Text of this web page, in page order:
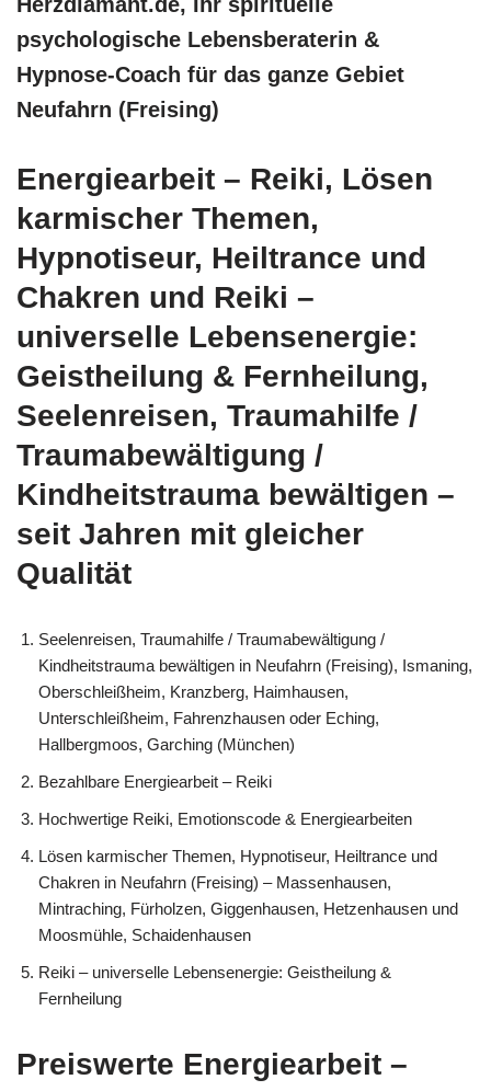
psychologische Lebensberaterin &
Hypnose-Coach für das ganze Gebiet
Neufahrn (Freising)
Energiearbeit – Reiki, Lösen
karmischer Themen,
Hypnotiseur, Heiltrance und
Chakren und Reiki –
universelle Lebensenergie:
Geistheilung & Fernheilung,
Seelenreisen, Traumahilfe /
Traumabewältigung /
Kindheitstrauma bewältigen –
seit Jahren mit gleicher
Qualität
Seelenreisen, Traumahilfe / Traumabewältigung /
Kindheitstrauma bewältigen in Neufahrn (Freising), Ismaning,
Oberschleißheim, Kranzberg, Haimhausen,
Unterschleißheim, Fahrenzhausen oder Eching,
Hallbergmoos, Garching (München)
Bezahlbare Energiearbeit – Reiki
Hochwertige Reiki, Emotionscode & Energiearbeiten
Lösen karmischer Themen, Hypnotiseur, Heiltrance und
Chakren in Neufahrn (Freising) – Massenhausen,
Mintraching, Fürholzen, Giggenhausen, Hetzenhausen und
Moosmühle, Schaidenhausen
Reiki – universelle Lebensenergie: Geistheilung &
Fernheilung
Preiswerte Energiearbeit –